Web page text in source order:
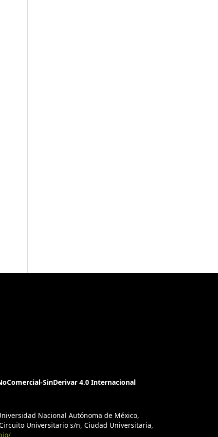
SinDerivar 4.0 Internacional
Nacional Autónoma de México,
Universitario s/n, Ciudad Universitaria,